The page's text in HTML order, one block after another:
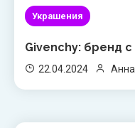
Украшения
Givenchy: бренд
22.04.2024